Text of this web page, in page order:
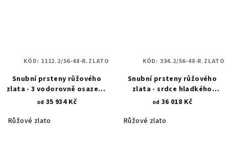
Snubní prsteny růžového
zlata - 3 vodorovně osazené
zirkony - 5 mm 1112.2
od 35 934 Kč
Růžové zlato
KÓD: 1112.2/56-48-R.ZLATO
Snubní prsteny růžového
zlata - srdce hladkého
pískování 334.2
od 36 018 Kč
Růžové zlato
KÓD: 334.2/56-48-R.ZLATO